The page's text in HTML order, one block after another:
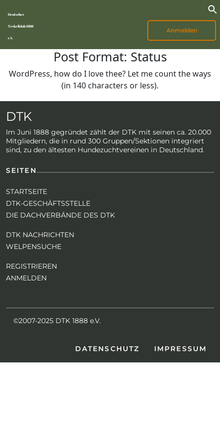
Deutscher
Teckelklub 1888
e.V.
Anmelden
Post Format: Status
WordPress, how do I love thee? Let me count the ways
(in 140 characters or less).
DTK
Im Juni 1888 gegründet zählt der DTK mit seinen ca. 20.000
Mitgliedern, die in rund 300 Gruppen/Sektionen integriert
sind, zu den ältesten Hundezuchtvereinen in Deutschland.
SEITEN
STARTSEITE
DTK-GESCHÄFTSSTELLE
DIE DACHVERBÄNDE DES DTK
DTK NACHRICHTEN
WELPENSUCHE
REGISTRIEREN
ANMELDEN
©2007-2025 DTK 1888 e.V.
DATENSCHUTZ IMPRESSUM